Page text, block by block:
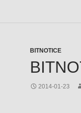
BITNOTICE
2014-01-23